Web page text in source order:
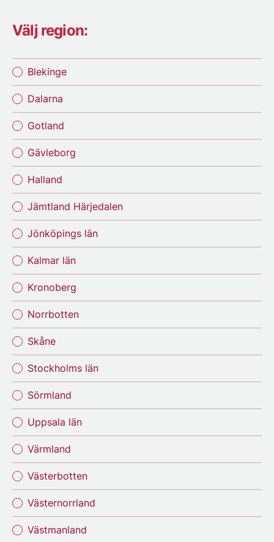
Välj region:
Blekinge
Dalarna
Gotland
Gävleborg
Halland
Jämtland Härjedalen
Jönköpings län
Kalmar län
Kronoberg
Norrbotten
Skåne
Stockholms län
Sörmland
Uppsala län
Värmland
Västerbotten
Västernorrland
Västmanland